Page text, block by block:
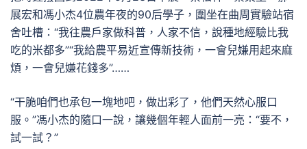
展宏和馮小杰4位農年夜的90后學子，圍坐在曲周實驗站宿
舍吐槽：“我往農戶家做科普，人家不信，說種地經驗比我
吃的米都多”“我給農平易近宣傳新技術，一會兒嫌用起來麻
煩，一會兒嫌花錢多”……
“干脆咱們也承包一塊地吧，做出彩了，他們天然心服口
服。”馮小杰的隨口一說，讓幾個年輕人面前一亮：“要不，
試一試？”